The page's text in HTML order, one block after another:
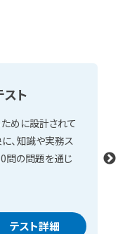
ト
めに設計されて
、知識や実務ス
問の問題を通じ
テスト詳細